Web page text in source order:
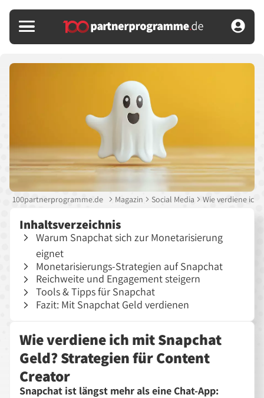
100partnerprogramme.de Magazin Social Media Wie verdiene ich
Inhaltsverzeichnis
Warum Snapchat sich zur Monetarisierung
eignet
Monetarisierungs-Strategien auf Snapchat
Reichweite und Engagement steigern
Tools & Tipps für Snapchat
Fazit: Mit Snapchat Geld verdienen
Wie verdiene ich mit Snapchat
Geld? Strategien für Content
Creator
Snapchat ist längst mehr als eine Chat-App: